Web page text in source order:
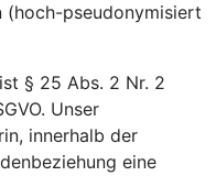
(hoch-pseudonymisiert
§ 25 Abs. 2 Nr. 2
Unser
innerhalb der
eine